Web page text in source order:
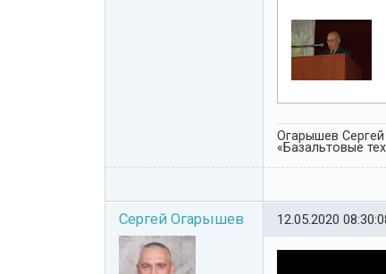
Огарышев
«Базальтовые
Сергей Огарышев 12.05.2020